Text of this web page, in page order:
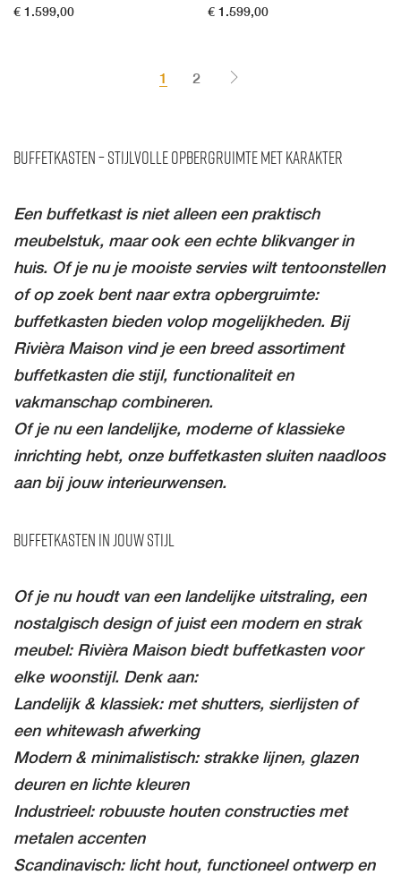
€ 1.599,00 € 1.599,00
1 2
Buffetkasten – Stijlvolle Opbergruimte met Karakter
Een buffetkast is niet alleen een praktisch
meubelstuk, maar ook een echte blikvanger in
huis. Of je nu je mooiste servies wilt tentoonstellen
of op zoek bent naar extra opbergruimte:
buffetkasten bieden volop mogelijkheden. Bij
Rivièra Maison vind je een breed assortiment
buffetkasten die stijl, functionaliteit en
vakmanschap combineren.
Of je nu een landelijke, moderne of klassieke
inrichting hebt, onze buffetkasten sluiten naadloos
aan bij jouw interieurwensen.
Buffetkasten in Jouw Stijl
Of je nu houdt van een landelijke uitstraling, een
nostalgisch design of juist een modern en strak
meubel: Rivièra Maison biedt buffetkasten voor
elke woonstijl. Denk aan:
Landelijk & klassiek: met shutters, sierlijsten of
een whitewash afwerking
Modern & minimalistisch: strakke lijnen, glazen
deuren en lichte kleuren
Industrieel: robuuste houten constructies met
metalen accenten
Scandinavisch: licht hout, functioneel ontwerp en